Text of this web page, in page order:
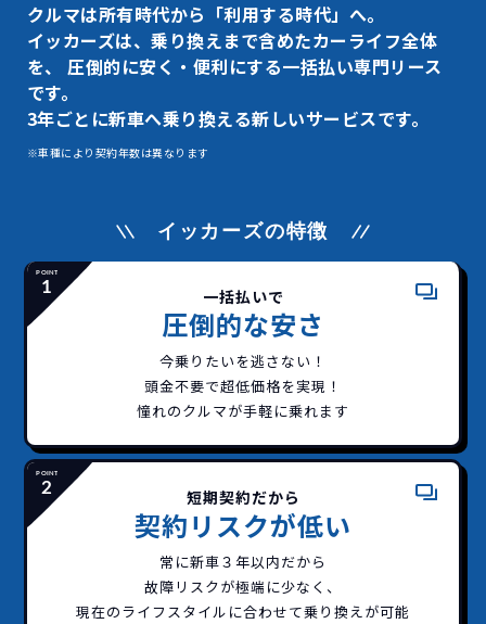
クルマは所有時代から「利用する時代」へ。
イッカーズは、乗り換えまで含めたカーライフ全体
を、
圧倒的に安く・便利にする一括払い専門リース
です。
3年ごとに新車へ乗り換える新しいサービスです。
※車種により契約年数は異なります
イッカーズの特徴
一括払いで
圧倒的な安さ
今乗りたいを逃さない！
頭金不要で超低価格を実現！
憧れのクルマが手軽に乗れます
短期契約だから
契約リスクが低い
常に新車３年以内だから
故障リスクが極端に少なく、
現在のライフスタイルに合わせて乗り換えが可能